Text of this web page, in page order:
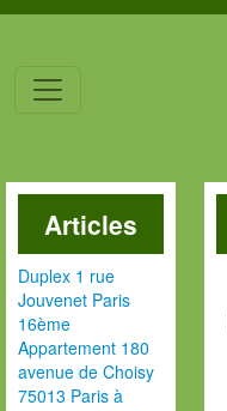
Articles
Duplex 1 rue
Jouvenet Paris
16ème
Appartement 180
avenue de Choisy
75013 Paris à